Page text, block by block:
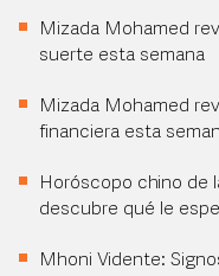
Mizada Mohamed
suerte esta semana
Mizada Mohamed
financiera esta
Horóscopo chino de
descubre qué le
Mhoni Vidente: